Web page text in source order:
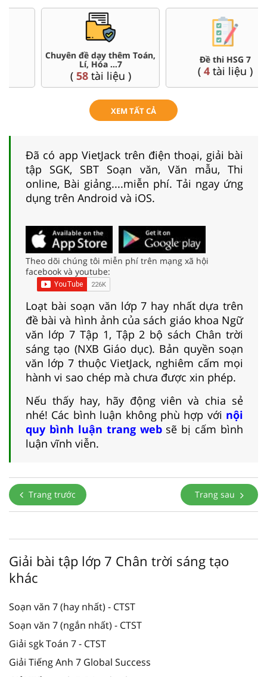
Đề thi HSG 7
tài liệu )
Trắc nghiệm đúng sai 7
tài liệu )
XEM TẤT CẢ
Đã có app VietJack trên điện thoại, giải bài
tập SGK, SBT Soạn văn, Văn mẫu, Thi
online, Bài giảng....miễn phí. Tải ngay ứng
dụng trên Android và iOS.
Theo dõi chúng tôi miễn phí trên mạng xã hội
facebook và youtube:
Loạt bài soạn văn lớp 7 hay nhất dựa trên
đề bài và hình ảnh của sách giáo khoa Ngữ
văn lớp 7 Tập 1, Tập 2 bộ sách Chân trời
sáng tạo (NXB Giáo dục). Bản quyền soạn
văn lớp 7 thuộc VietJack, nghiêm cấm mọi
hành vi sao chép mà chưa được xin phép.
Nếu thấy hay, hãy động viên và chia sẻ
nhé! Các bình luận không phù hợp với nội
quy bình luận trang websẽ bị cấm bình
luận vĩnh viễn.
Trang trước Trang sau
Giải bài tập lớp 7 Chân trời sáng tạo
khác
Soạn văn 7 (hay nhất) - CTST
Soạn văn 7 (ngắn nhất) - CTST
Giải sgk Toán 7 - CTST
Giải Tiếng Anh 7 Global Success